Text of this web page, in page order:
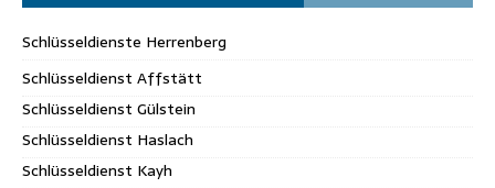
Schlüsseldienste Herrenberg
Schlüsseldienst Affstätt
Schlüsseldienst Gülstein
Schlüsseldienst Haslach
Schlüsseldienst Kayh